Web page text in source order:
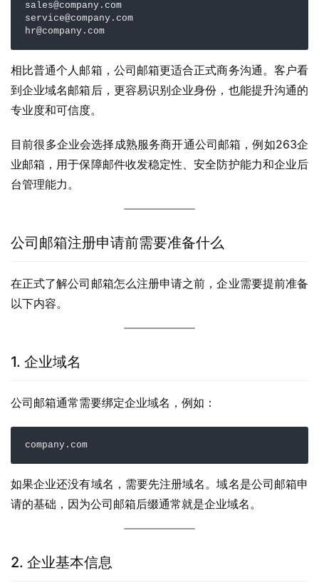
sales@company.com
service@company.com
hr@company.com
相比普通个人邮箱，公司邮箱更适合正式商务沟通。客户看
到企业域名邮箱后，更容易识别企业身份，也能提升沟通的
专业度和可信度。
目前很多企业会选择成熟服务商开通公司邮箱，例如263企
业邮箱，用于保障邮件收发稳定性、安全防护能力和企业后
台管理能力。
公司邮箱注册申请前需要准备什么
在正式了解公司邮箱怎么注册申请之前，企业需要提前准备
以下内容。
1. 企业域名
公司邮箱通常需要绑定企业域名，例如：
company.com
如果企业还没有域名，需要先注册域名。域名是公司邮箱申
请的基础，因为公司邮箱后缀通常就是企业域名。
2. 企业基本信息